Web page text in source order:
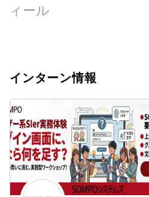
ィール
インターン情報